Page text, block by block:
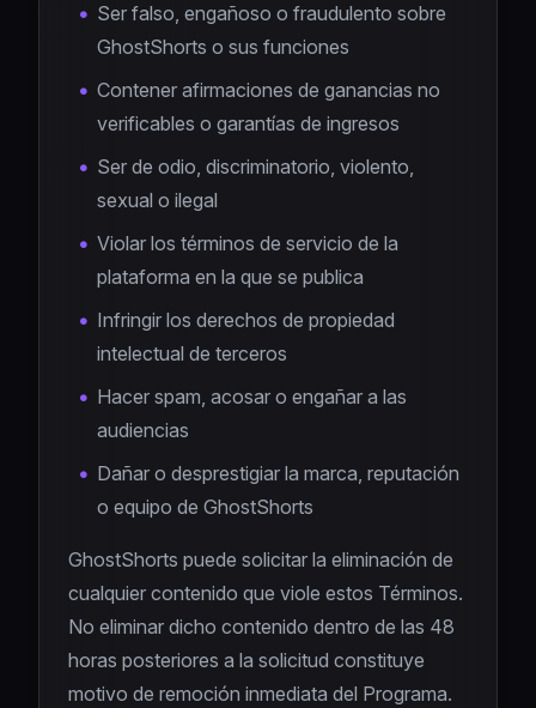
Ser falso, engañoso o fraudulento sobre
GhostShorts o sus funciones
Contener afirmaciones de ganancias no
verificables o garantías de ingresos
Ser de odio, discriminatorio, violento,
sexual o ilegal
Violar los términos de servicio de la
plataforma en la que se publica
Infringir los derechos de propiedad
intelectual de terceros
Hacer spam, acosar o engañar a las
audiencias
Dañar o desprestigiar la marca, reputación
o equipo de GhostShorts
GhostShorts puede solicitar la eliminación de
cualquier contenido que viole estos Términos.
No eliminar dicho contenido dentro de las 48
horas posteriores a la solicitud constituye
motivo de remoción inmediata del Programa.